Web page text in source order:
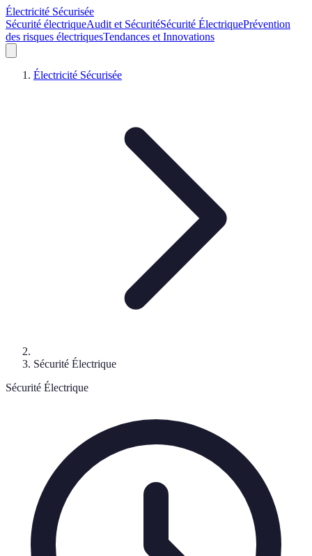
Électricité Sécurisée
Sécurité électriqueAudit et SécuritéSécurité ÉlectriquePrévention
des risques électriquesTendances et Innovations
Électricité Sécurisée
Sécurité Électrique
Sécurité Électrique